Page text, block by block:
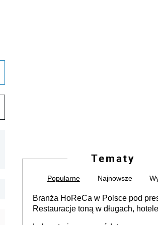
Tematy
Popularne Najnowsze
Branża HoReCa w Polsce pod
Restauracje toną w długach,